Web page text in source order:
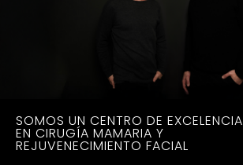
SOMOS UN CENTRO DE EXCELENCIA
EN CIRUGÍA MAMARIA Y
REJUVENECIMIENTO FACIAL